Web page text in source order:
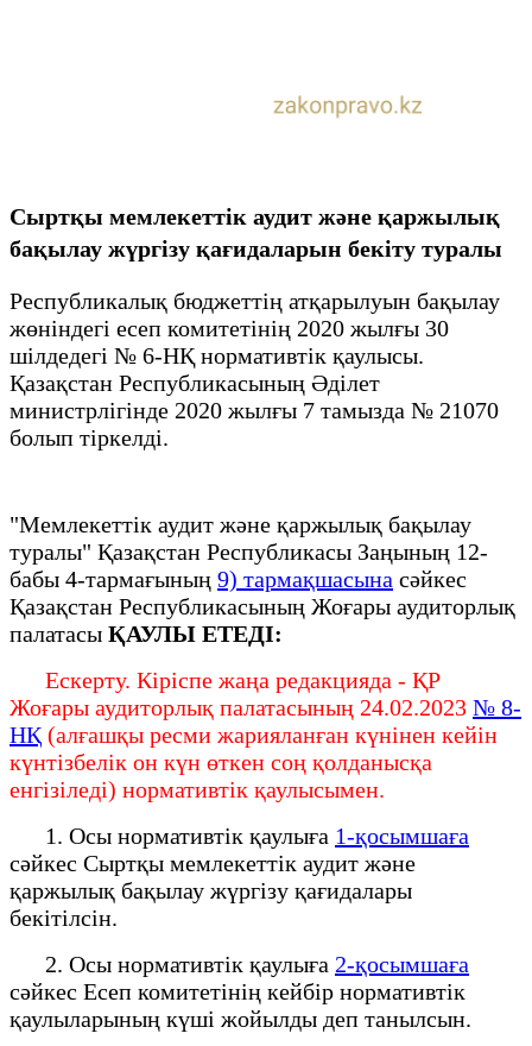
Сыртқы мемлекеттік аудит және қаржылық
бақылау жүргізу қағидаларын бекіту туралы
Республикалық бюджеттің атқарылуын бақылау
жөніндегі есеп комитетінің 2020 жылғы 30
шiлдедегi № 6-НҚ нормативтік қаулысы.
Қазақстан Республикасының Әділет
министрлігінде 2020 жылғы 7 тамызда № 21070
болып тіркелді.
"Мемлекеттік аудит және қаржылық бақылау
туралы" Қазақстан Республикасы Заңының 12-
бабы 4-тармағының 9) тармақшасына сәйкес
Қазақстан Республикасының Жоғары аудиторлық
палатасы ҚАУЛЫ ЕТЕДІ:
Ескерту. Кіріспе жаңа редакцияда - ҚР
Жоғары аудиторлық палатасының 24.02.2023 № 8-
НҚ (алғашқы ресми жарияланған күнінен кейін
күнтізбелік он күн өткен соң қолданысқа
енгізіледі) нормативтік қаулысымен.
1. Осы нормативтік қаулыға 1-қосымшаға
сәйкес Сыртқы мемлекеттік аудит және
қаржылық бақылау жүргізу қағидалары
бекітілсін.
2. Осы нормативтік қаулыға 2-қосымшаға
сәйкес Есеп комитетінің кейбір нормативтік
қаулыларының күші жойылды деп танылсын.